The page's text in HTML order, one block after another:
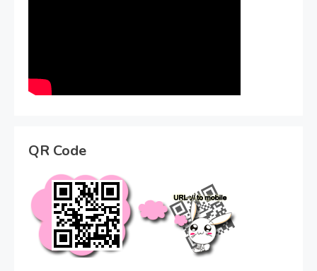
QR Code